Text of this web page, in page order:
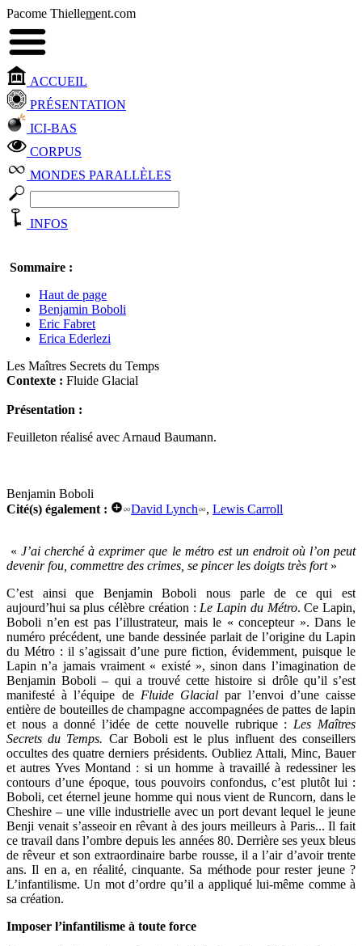
Pacome Thiellement.com
ACCUEIL
PRÉSENTATION
ICI-BAS
CORPUS
MONDES PARALLÈLES
INFOS
Sommaire :
Haut de page
Benjamin Boboli
Eric Fabret
Erica Ederlezi
Les Maîtres Secrets du Temps
Contexte : Fluide Glacial
Présentation :
Feuilleton réalisé avec Arnaud Baumann.
Benjamin Boboli
Cité(s) également :
David Lynch , Lewis Carroll
«J’ai cherché à exprimer que le métro est un endroit où l’on peut
devenir fou, commettre des crimes, se pincer les doigts très fort»
C’est ainsi que Benjamin Boboli nous parle de ce qui est
aujourd’hui sa plus célèbre création : Le Lapin du Métro. Ce Lapin,
Boboli n’en est pas l’illustrateur, mais le « concepteur ». Dans le
numéro précédent, une bande dessinée parlait de l’origine du Lapin
du Métro : il s’agissait d’une pure fiction, évidemment, puisque le
Lapin n’a jamais vraiment « existé », sinon dans l’imagination de
Benjamin Boboli – qui a trouvé cette histoire si drôle qu’il s’est
manifesté à l’équipe de Fluide Glacial par l’envoi d’une caisse
entière de bouteilles de champagne accompagnées de pattes de lapin
et nous a donné l’idée de cette nouvelle rubrique : Les Maîtres
Secrets du Temps. Car Boboli est le plus influent des conseillers
occultes des quatre derniers présidents. Oubliez Attali, Minc, Bauer
et autres Yves Montand : si un homme à travaillé à redessiner les
contours d’une époque, tous pouvoirs confondus, c’est plutôt lui :
Boboli, cet éternel jeune homme qui nous vient de Runcorn, dans le
Cheshire – une ville industrielle avec un port devant lequel le jeune
Benji venait s’asseoir en rêvant à des jours meilleurs à Paris... Il fait
ce travail dans l’ombre depuis les années 80. Derrière ses yeux bleus
de rêveur et son extraordinaire barbe rousse, il a l’air d’avoir trente
ans. Il en a, en réalité, cinquante. Sa méthode pour rester jeune ?
L’infantilisme. Un mot d’ordre qu’il a appliqué lui-même comme à
sa création.
Imposer l’infantilisme à toute force